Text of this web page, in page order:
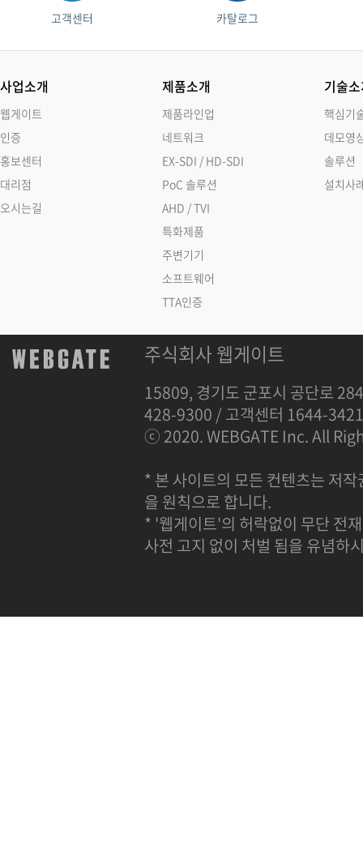
고객센터 카탈로그
사업소개
웹게이트
인증
홍보센터
대리점
오시는길
제품소개
제품라인업
네트워크
EX-SDI / HD-SDI
PoC 솔루션
AHD / TVI
특화제품
주변기기
소프트웨어
TTA인증
기술
핵심기
데모영
솔루션
설치사
주식회사 웹게이트
15809, 경기도 군포시 공단로
428-9300 / 고객센터 1644-
ⓒ 2020. WEBGATE Inc. All
* 본 사이트의 모든 컨텐츠는 저
을 원칙으로 합니다.
* '웹게이트'의 허락없이 무단 전
사전 고지 없이 처벌 됨을 유념하